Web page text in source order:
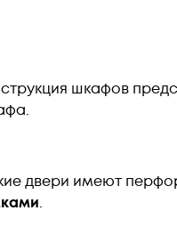
шкафов
двери имеют
.